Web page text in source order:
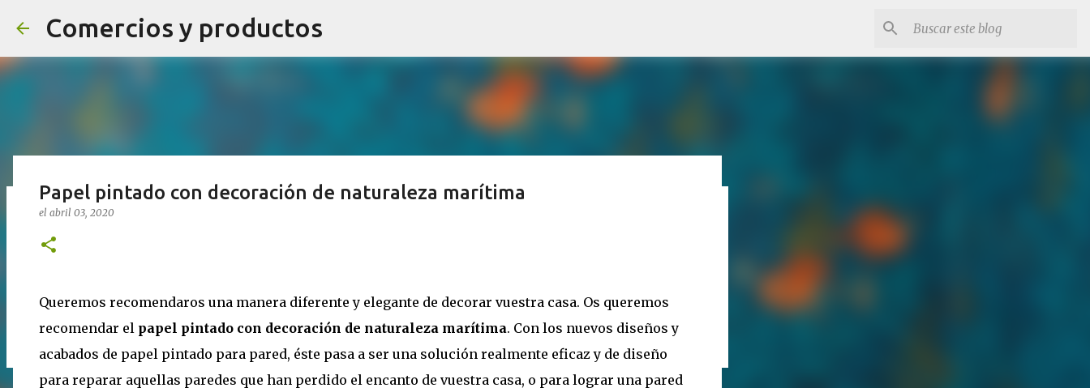
Comercios y productos
¡NOVEDADES! ¡SÍGUENOS Y TENDRÁS PREMIO!
elagosto 04, 2020
Papel pintado con decoración de naturaleza marítima
el abril 03, 2020
Queremos recomendaros una manera diferente y elegante de decorar vuestra casa. Os queremos
recomendar el papel pintado con decoración de naturaleza marítima. Con los nuevos diseños y
acabados de papel pintado para pared, éste pasa a ser una solución realmente eficaz y de diseño
para reparar aquellas paredes que han perdido el encanto de vuestra casa, o para lograr una pared